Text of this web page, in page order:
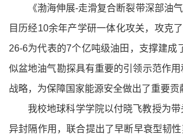
《渤海伸展-走滑复合断裂带深部油
目历经10余年产学研一体化攻关，攻克
26-6为代表的7个亿吨级油田，支撑建
似盆地油气勘探具有重要的引领示范作
战略，为保障国家能源安全做出了重要贡
我校地球科学学院以付晓飞教授为
异封隔作用，联合提出了早断早衰型韧